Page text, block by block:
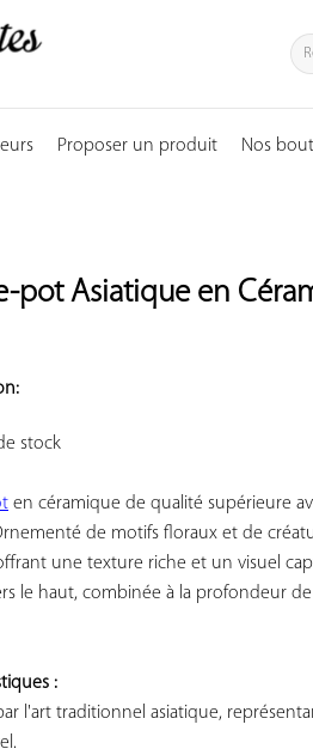
Proposer un produit Nos
pot Asiatique en
stock
en céramique de qualité supérieure
de motifs floraux et de
une texture riche et un visuel
le haut, combinée à la profondeur
:
l'art traditionnel asiatique,